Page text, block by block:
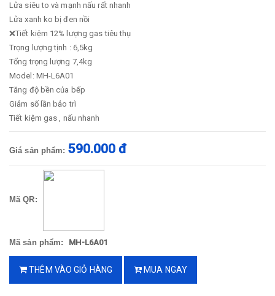
Lửa siêu to và mạnh nấu rất nhanh
Lửa xanh ko bị đen nồi
❌Tiết kiệm 12% lượng gas tiêu thụ
Trọng lượng tịnh : 6,5kg
Tổng trọng lượng 7,4kg
Model: MH-L6A01
Tăng độ bền của bếp
Giảm số lần bảo trì
Tiết kiệm gas , nấu nhanh
Giá sản phẩm: 590.000 đ
Mã QR:
Mã sản phẩm: MH-L6A01
THÊM VÀO GIỎ HÀNG MUA NGAY